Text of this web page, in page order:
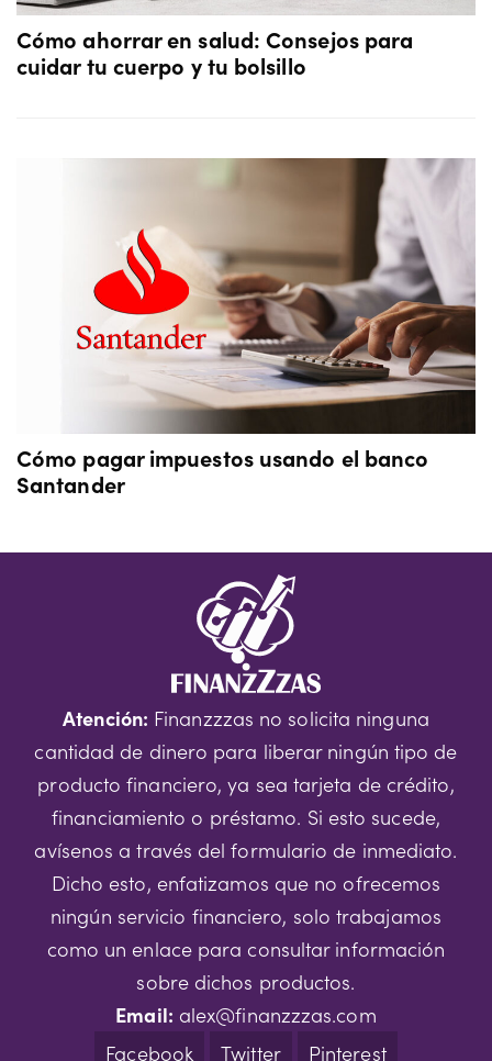
Cómo ahorrar en salud: Consejos para
cuidar tu cuerpo y tu bolsillo
Cómo pagar impuestos usando el banco
Santander
Atención: Finanzzzas no solicita ninguna
cantidad de dinero para liberar ningún tipo de
producto financiero, ya sea tarjeta de crédito,
financiamiento o préstamo. Si esto sucede,
avísenos a través del formulario de inmediato.
Dicho esto, enfatizamos que no ofrecemos
ningún servicio financiero, solo trabajamos
como un enlace para consultar información
sobre dichos productos.
Email: alex@finanzzzas.com
Facebook
Twitter Pinterest